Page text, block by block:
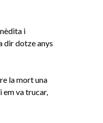
i
dir dotze anys
la mort una
em va trucar,